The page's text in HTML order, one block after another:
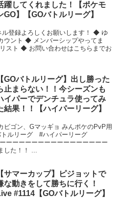
躍してくれました！【ポケモ
GO】【GOバトルリーグ】
ル登録よろしくお願いします！ ◆ ゆ
ント ◆ メンバーシップやってま
スト ◆ お問い合わせはこちらまでお
【GOバトルリーグ】出し勝った
止まらない！！今シーズンも
イパーでデンチュラ使ってみ
結果！！【ハイパーリーグ】
ビゴン、Gマッギョ みんポケのPvP用
ルリーグ #ハイパーリーグ
ーーーーーーーーーーーーーーーー
した！！ ...
【サマーカップ】ピジョットで
な動きをして勝ちに行く！
#1114【GOバトルリーグ】